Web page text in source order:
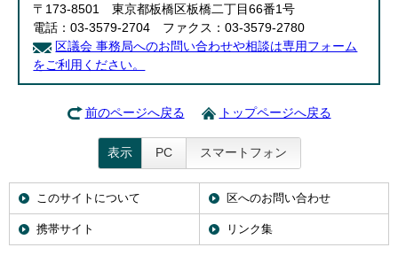
〒173-8501 東京都板橋区板橋二丁目66番1号
電話：03-3579-2704 ファクス：03-3579-2780
区議会 事務局へのお問い合わせや相談は専用フォーム
をご利用ください。
前のページへ戻る トップページへ戻る
表示 PC スマートフォン
このサイトについて 区へのお問い合わせ
携帯サイト リンク集